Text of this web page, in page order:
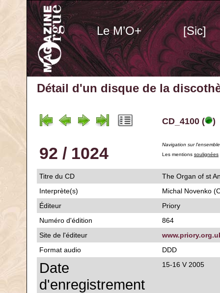
Le M’O+ [Sic]
Détail d'un disque de la
CD_4100 ( )
92 / 1024
Navigation sur
Les mentions soulignées
Titre du CD
The Organ
Interprète(s)
Michal Novenko
Éditeur
Priory
Numéro d'édition
864
Site de l'éditeur
Format audio
DDD
Date
d'enregistrement
15-16 V 2005